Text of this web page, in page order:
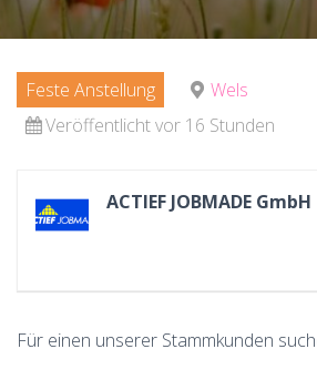
Feste Anstellung
Wels
Veröffentlicht vor 16 Stunden
ACTIEF JOBMADE GmbH
Für einen unserer Stammkunden